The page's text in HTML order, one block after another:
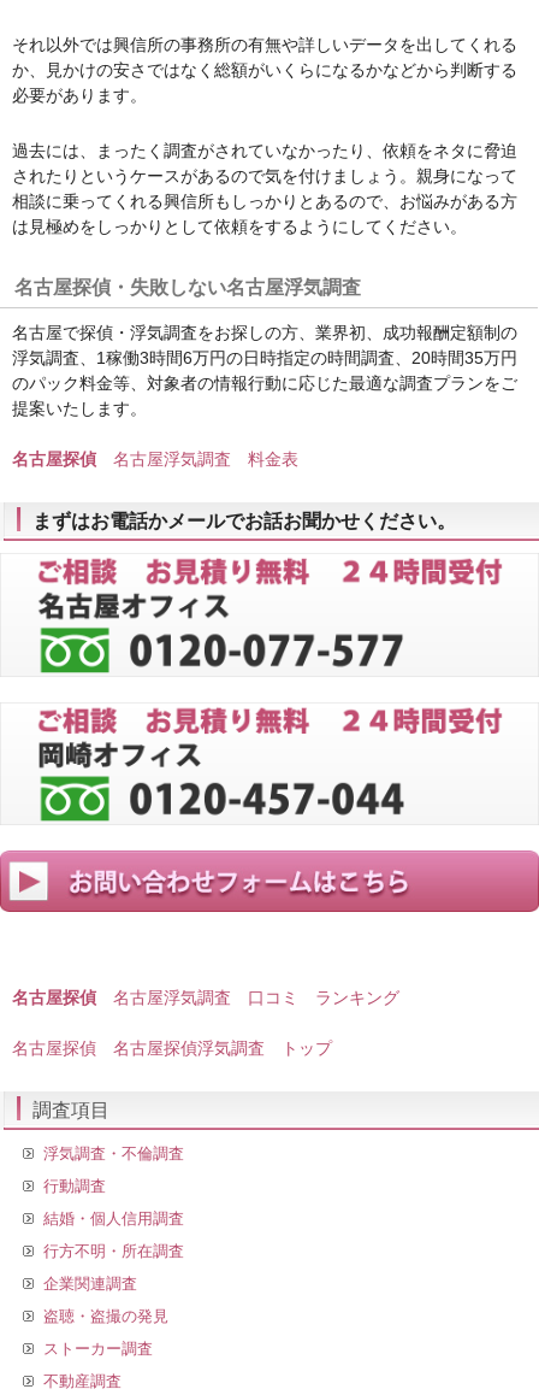
それ以外では興信所の事務所の有無や詳しいデータを出してくれる
か、見かけの安さではなく総額がいくらになるかなどから判断する
必要があります。
過去には、まったく調査がされていなかったり、依頼をネタに脅迫
されたりというケースがあるので気を付けましょう。親身になって
相談に乗ってくれる興信所もしっかりとあるので、お悩みがある方
は見極めをしっかりとして依頼をするようにしてください。
名古屋探偵・失敗しない名古屋浮気調査
名古屋で探偵・浮気調査をお探しの方、業界初、成功報酬定額制の
浮気調査、1稼働3時間6万円の日時指定の時間調査、20時間35万円
のパック料金等、対象者の情報行動に応じた最適な調査プランをご
提案いたします。
名古屋探偵 名古屋浮気調査 料金表
まずはお電話かメールでお話お聞かせください。
名古屋探偵 名古屋浮気調査 口コミ ランキング
名古屋探偵 名古屋探偵浮気調査 トップ
調査項目
浮気調査・不倫調査
行動調査
結婚・個人信用調査
行方不明・所在調査
企業関連調査
盗聴・盗撮の発見
ストーカー調査
不動産調査